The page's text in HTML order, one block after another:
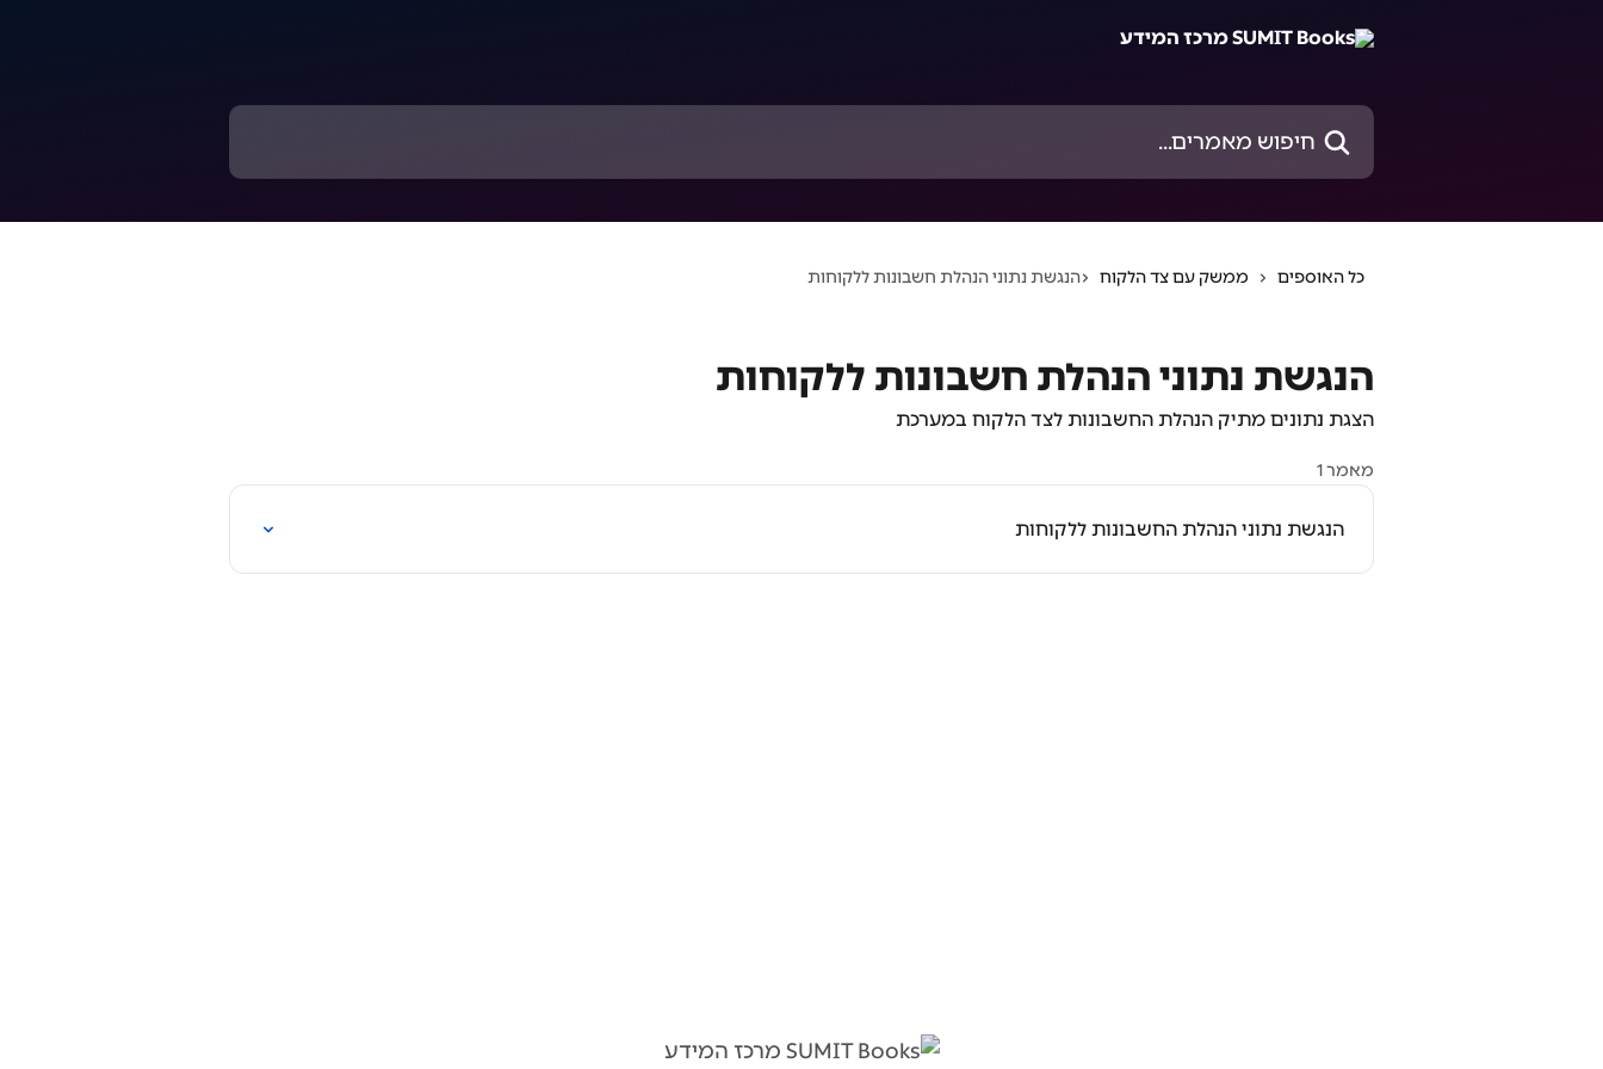
חיפוש מאמרים...
כל האוספים ממשק עם צד הלקוח הנגשת נתוני הנהלת חשבונות ללקוחות
הנגשת נתוני הנהלת חשבונות ללקוחות
הצגת נתונים מתיק הנהלת החשבונות לצד הלקוח במערכת
מאמר 1
הנגשת נתוני הנהלת החשבונות ללקוחות